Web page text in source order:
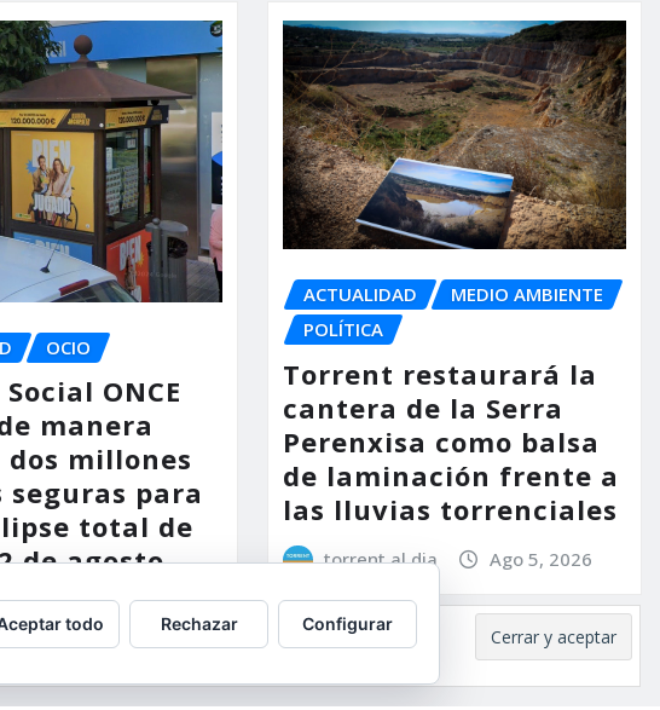
OCIO
ONCE
manera
millones
seguras para
total de
de agosto
Ago 5, 2026
ACTUALIDAD
MEDIO AMBIENTE
POLÍTICA
Torrent restaurará la
cantera de la Serra
Perenxisa como balsa
de laminación frente a
las lluvias torrenciales
torrent al dia Ago 5, 2026
todo Rechazar Configurar